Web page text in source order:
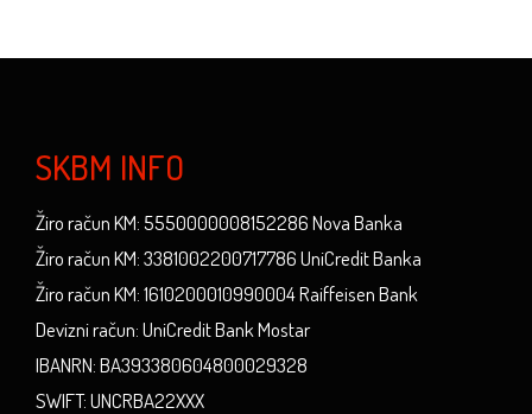
SKBM INFO
Žiro račun KM: 5550000008152286 Nova Banka
Žiro račun KM: 3381002200717786 UniCredit Banka
Žiro račun KM: 1610200010990004 Raiffeisen Bank
Devizni račun: UniCredit Bank Mostar
IBANRN: BA393380604800029328
SWIFT: UNCRBA22XXX